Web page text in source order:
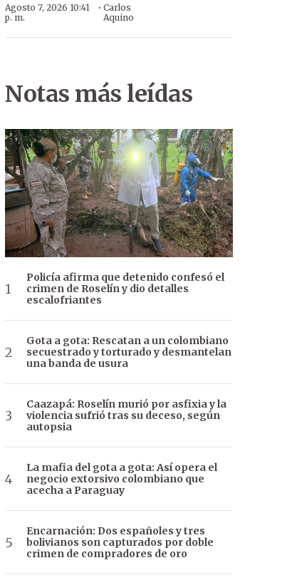
Agosto 7, 2026 10:41
p. m.
· Carlos
Aquino
Notas más leídas
Policía afirma que detenido confesó el
crimen de Roselín y dio detalles
escalofriantes
Gota a gota: Rescatan a un colombiano
secuestrado y torturado y desmantelan
una banda de usura
Caazapá: Roselín murió por asfixia y la
violencia sufrió tras su deceso, según
autopsia
La mafia del gota a gota: Así opera el
negocio extorsivo colombiano que
acecha a Paraguay
Encarnación: Dos españoles y tres
bolivianos son capturados por doble
crimen de compradores de oro